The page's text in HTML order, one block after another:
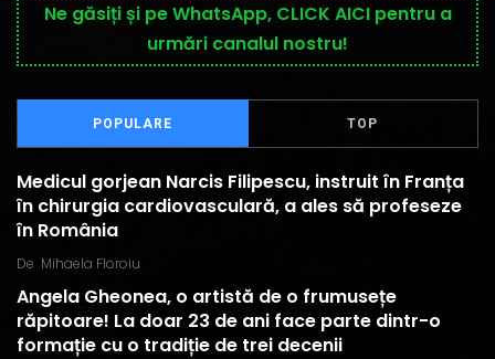
Ne găsiți și pe WhatsApp, CLICK AICI pentru a
urmări canalul nostru!
POPULARE TOP
Medicul gorjean Narcis Filipescu, instruit în Franța
în chirurgia cardiovasculară, a ales să profeseze
în România
De Mihaela Floroiu
Angela Gheonea, o artistă de o frumusețe
răpitoare! La doar 23 de ani face parte dintr-o
formație cu o tradiție de trei decenii